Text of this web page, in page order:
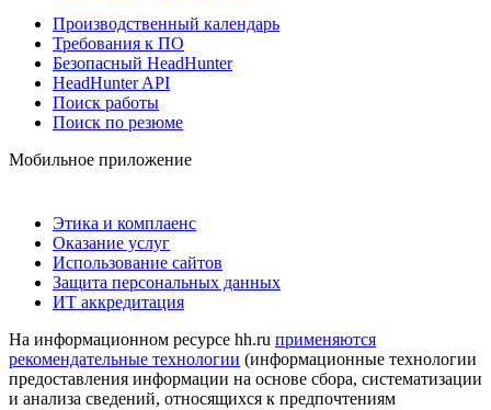
Производственный календарь
Требования к ПО
Безопасный HeadHunter
HeadHunter API
Поиск работы
Поиск по резюме
Мобильное приложение
Этика и комплаенс
Оказание услуг
Использование сайтов
Защита персональных данных
ИТ аккредитация
На информационном ресурсе hh.ru применяются
рекомендательные технологии (информационные технологии
предоставления информации на основе сбора, систематизации
и анализа сведений, относящихся к предпочтениям